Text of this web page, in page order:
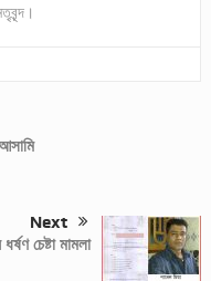
Next
চেষ্টা মামলা